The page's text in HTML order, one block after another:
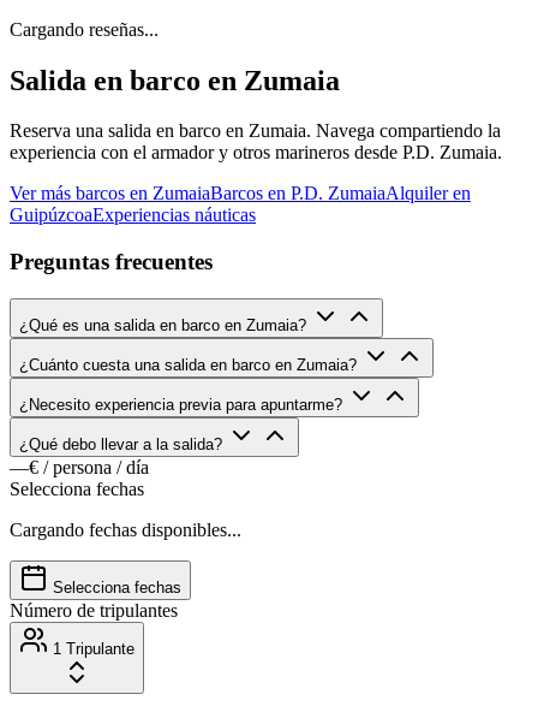
Cargando reseñas...
Salida en barco en Zumaia
Reserva una salida en barco en Zumaia. Navega compartiendo la
experiencia con el armador y otros marineros desde P.D. Zumaia.
Ver más barcos en ZumaiaBarcos en P.D. ZumaiaAlquiler en
GuipúzcoaExperiencias náuticas
Preguntas frecuentes
¿Qué es una salida en barco en Zumaia?
¿Cuánto cuesta una salida en barco en Zumaia?
¿Necesito experiencia previa para apuntarme?
¿Qué debo llevar a la salida?
—€ / persona / día
Selecciona fechas
Cargando fechas disponibles...
Selecciona fechas
Número de tripulantes
1 Tripulante